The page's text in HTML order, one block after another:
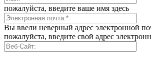
пожалуйста, введите ваше имя здесь
Вы ввели неверный адрес электронной
пожалуйста, введите свой адрес